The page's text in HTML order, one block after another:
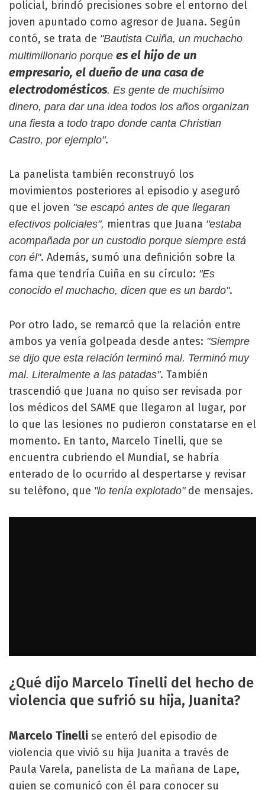
policial, brindó precisiones sobre el entorno del
joven apuntado como agresor de Juana. Según
contó, se trata de "Bautista Cuiña, un muchacho
multimillonario porque es el hijo de un
empresario, el dueño de una casa de
electrodomésticos. Es gente de muchísimo
dinero, para dar una idea todos los años organizan
una fiesta a todo trapo donde canta Christian
Castro, por ejemplo".
La panelista también reconstruyó los
movimientos posteriores al episodio y aseguró
que el joven "se escapó antes de que llegaran
efectivos policiales", mientras que Juana "estaba
acompañada por un custodio porque siempre está
con él". Además, sumó una definición sobre la
fama que tendría Cuiña en su círculo: "Es
conocido el muchacho, dicen que es un bardo".
Por otro lado, se remarcó que la relación entre
ambos ya venía golpeada desde antes: "Siempre
se dijo que esta relación terminó mal. Terminó muy
mal. Literalmente a las patadas". También
trascendió que Juana no quiso ser revisada por
los médicos del SAME que llegaron al lugar, por
lo que las lesiones no pudieron constatarse en el
momento. En tanto, Marcelo Tinelli, que se
encuentra cubriendo el Mundial, se habría
enterado de lo ocurrido al despertarse y revisar
su teléfono, que "lo tenía explotado" de mensajes.
¿Qué dijo Marcelo Tinelli del hecho de
violencia que sufrió su hija, Juanita?
Marcelo Tinelli se enteró del episodio de
violencia que vivió su hija Juanita a través de
Paula Varela, panelista de La mañana de Lape,
quien se comunicó con él para conocer su